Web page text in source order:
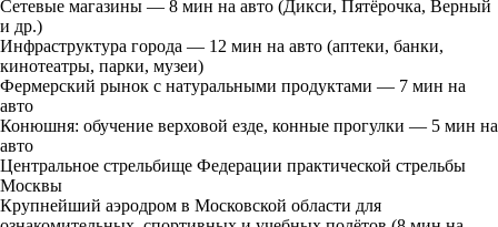
Сетевые магазины — 8 мин на авто (Дикси, Пятёрочка, Верный
и др.)
Инфраструктура города — 12 мин на авто (аптеки, банки,
кинотеатры, парки, музеи)
Фермерский рынок с натуральными продуктами — 7 мин на
авто
Конюшня: обучение верховой езде, конные прогулки — 5 мин на
авто
Центральное стрельбище Федерации практической стрельбы
Москвы
Крупнейший аэродром в Московской области для